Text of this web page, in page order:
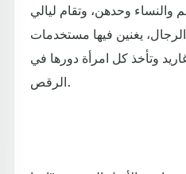
والنساء وحدهن، وتقام ليالي
يغنين فيها مستخدمات
وتأخذ كل امرأة دورها في
الرقص.